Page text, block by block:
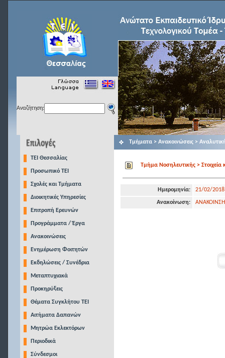
Αναζήτηση:
TEI Θεσσαλίας
Προσωπικό ΤΕΙ
Σχολές και Τμήματα
Διοικητικές Υπηρεσίες
Επιτροπή Ερευνών
Προγράμματα / Έργα
Ανακοινώσεις
Ενημέρωση Φοιτητών
Εκδηλώσεις / Συνέδρια
Μεταπτυχιακά
Προκηρύξεις
Θέματα Συγκλήτου ΤΕΙ
Αιτήματα Δαπανών
Μητρώα Εκλεκτόρων
Περιοδικά
Σύνδεσμοι
Τμήματα > Ανακοινώσεις >
Τμήμα Νοσηλευτικής > Στοιχεία
Ημερομηνία: 21/02/2018
Ανακοίνωση: